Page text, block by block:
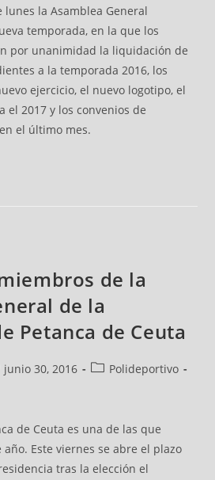
lunes la Asamblea General
temporada, en la que los
por unanimidad la liquidación de
a la temporada 2016, los
ejercicio, el nuevo logotipo, el
el 2017 y los convenios de
el último mes.
de la
de la
Petanca de Ceuta
junio 30, 2016
Polideportivo
de Ceuta es una de las que
Este viernes se abre el plazo
tras la elección el